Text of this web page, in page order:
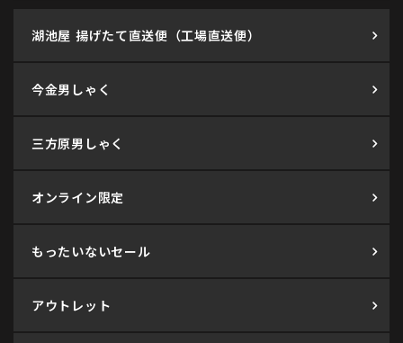
湖池屋 揚げたて直送便（工場直送便）
今金男しゃく
三方原男しゃく
オンライン限定
もったいないセール
アウトレット